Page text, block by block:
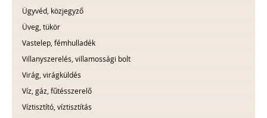
Ügyvéd, közjegyző
Üveg, tükör
Vastelep, fémhulladék
Villanyszerelés, villamossági bolt
Virág, virágküldés
Víz, gáz, fűtésszerelő
Víztisztító, víztisztítás